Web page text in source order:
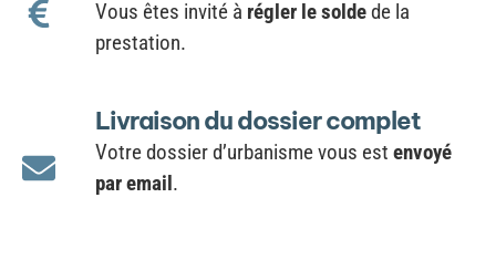
Vous êtes invité à régler le soldede la
prestation.
Livraison du dossier complet
Votre dossier d’urbanisme vous est envoyé
par email.